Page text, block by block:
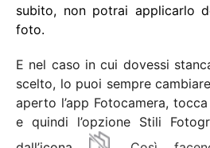
subito, non potrai applicarlo
foto.
E nel caso in cui dovessi
scelto, lo puoi sempre
aperto l’app Fotocamera,
e quindi l’opzione Stili